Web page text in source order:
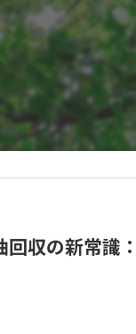
回収の新常識